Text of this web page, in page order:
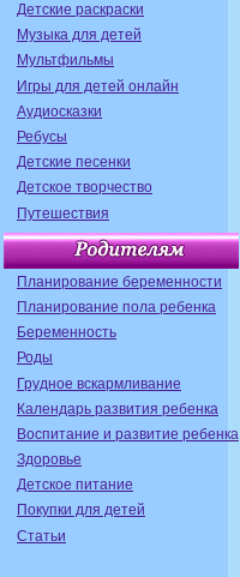
Детские раскраски
Музыка для детей
Мультфильмы
Игры для детей онлайн
Аудиосказки
Ребусы
Детские песенки
Детское творчество
Путешествия
Планирование беременности
Планирование пола ребенка
Беременность
Роды
Грудное вскармливание
Календарь развития ребенка
Воспитание и развитие ребенка
Здоровье
Детское питание
Покупки для детей
Статьи